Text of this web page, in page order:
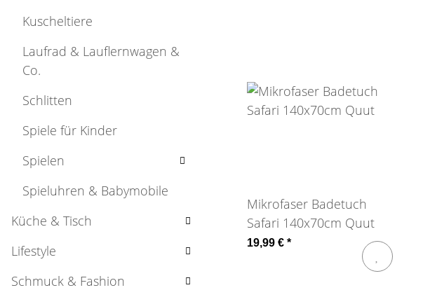
Mikrofaser Badetuch
Safari 140x70cm Quut
19,99 € *
Kuscheltiere
Laufrad & Lauflernwagen &
Co.
Schlitten
Spiele für Kinder
Spielen
Spieluhren & Babymobile
Küche & Tisch
Lifestyle
Schmuck & Fashion